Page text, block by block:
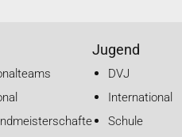
Jugend
DVJ
International
Schule